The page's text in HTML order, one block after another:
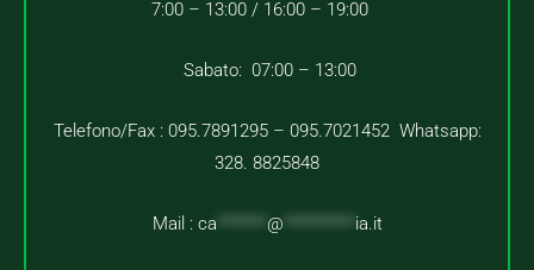
7:00 – 13:00 / 16:00 – 19:00
Sabato: 07:00 – 13:00
Telefono/Fax : 095.7891295 – 095.7021452 Whatsapp:
328. 8825848
Mail : ca @ ia.it